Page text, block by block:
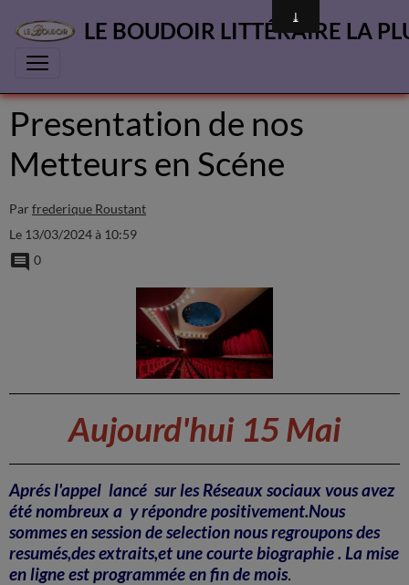
LE BOUDOIR LITTÉRAIRE LA
Presentation de nos
Metteurs en Scéne
Par frederique Roustant
Le 13/03/2024à 10:59
0
Aujourd'hui 15 Mai
Aprés l'appel lancé sur les Réseaux sociaux vous avez
été nombreux a y répondre positivement.Nous
sommes en session de selection nous regroupons des
resumés,des extraits,et une courte biographie . La mise
en ligne est programmée en fin de mois.